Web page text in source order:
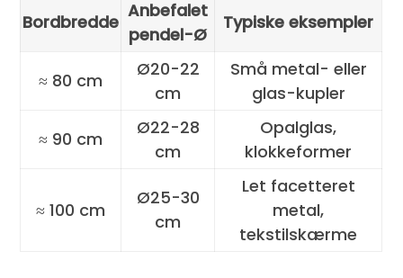
Bordbredde
Anbefalet
pendel-Ø
Typiske eksempler
≈ 80 cm
Ø20-22
cm
Små metal- eller
glas-kupler
≈ 90 cm
Ø22-28
cm
Opalglas,
klokkeformer
≈ 100 cm
Ø25-30
cm
Let facetteret
metal,
tekstilskærme